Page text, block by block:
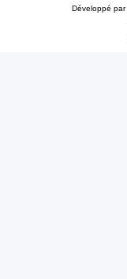
Développé par